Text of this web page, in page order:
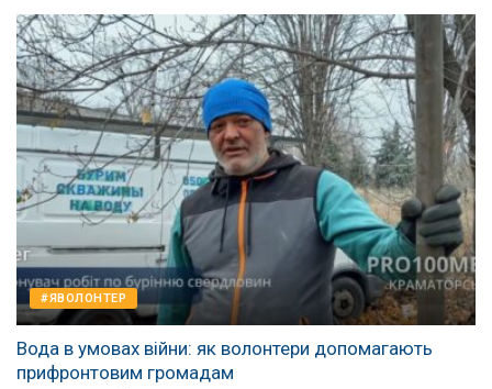
#ЯВОЛОНТЕР
Вода в умовах війни: як волонтери допомагають
прифронтовим громадам